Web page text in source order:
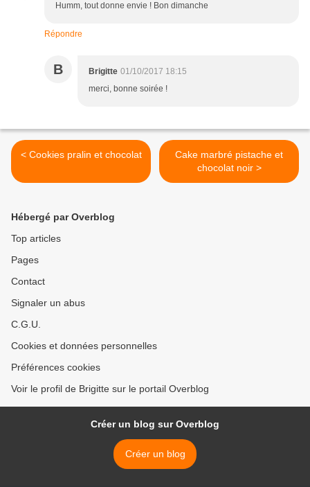
Humm, tout donne envie ! Bon dimanche
Répondre
B Brigitte 01/10/2017 18:15
merci, bonne soirée !
< Cookies pralin et chocolat
Cake marbré pistache et
chocolat noir >
Hébergé par Overblog
Top articles
Pages
Contact
Signaler un abus
C.G.U.
Cookies et données personnelles
Préférences cookies
Voir le profil de Brigitte sur le portail Overblog
Créer un blog sur Overblog
Créer un blog